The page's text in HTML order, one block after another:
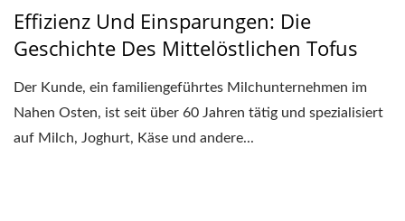
Effizienz Und Einsparungen: Die
Geschichte Des Mittelöstlichen Tofus
Der Kunde, ein familiengeführtes Milchunternehmen im
Nahen Osten, ist seit über 60 Jahren tätig und spezialisiert
auf Milch, Joghurt, Käse und andere...